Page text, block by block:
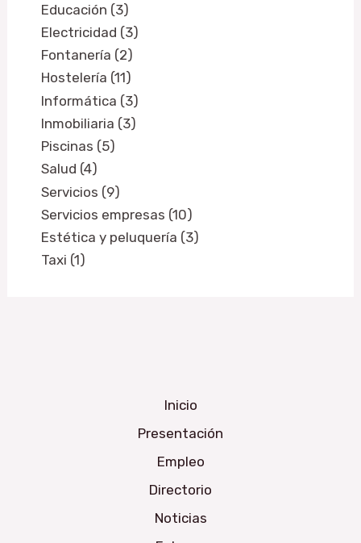
Educación (3)
Electricidad (3)
Fontanería (2)
Hostelería (11)
Informática (3)
Inmobiliaria (3)
Piscinas (5)
Salud (4)
Servicios (9)
Servicios empresas (10)
Estética y peluquería (3)
Taxi (1)
Inicio
Presentación
Empleo
Directorio
Noticias